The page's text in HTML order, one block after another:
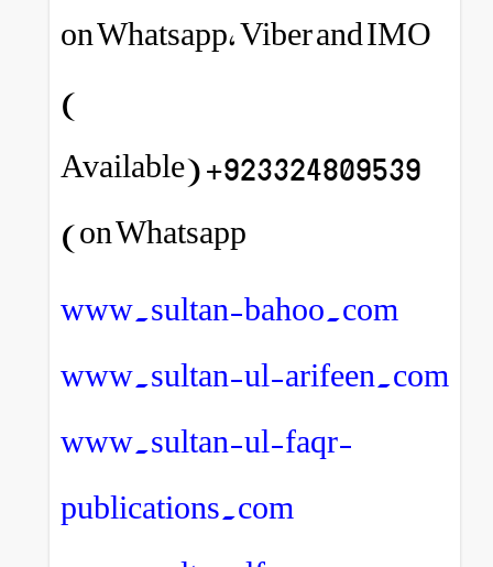
on Whatsapp, Viber and IMO
)
923324809539+ (Available
on Whatsapp)
www.sultan-bahoo.com
www.sultan-ul-arifeen.com
www.sultan-ul-faqr-
publications.com